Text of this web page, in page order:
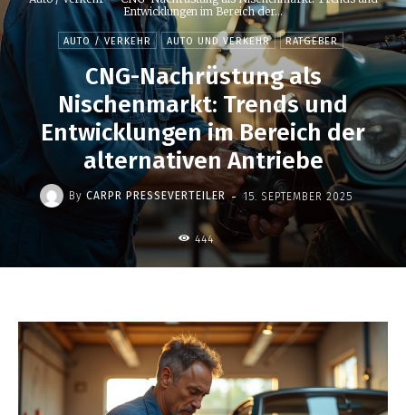
Entwicklungen im Bereich der...
AUTO / VERKEHR AUTO UND VERKEHR RATGEBER
CNG-Nachrüstung als
Nischenmarkt: Trends und
Entwicklungen im Bereich der
alternativen Antriebe
By CARPR PRESSEVERTEILER - 15. SEPTEMBER 2025
444